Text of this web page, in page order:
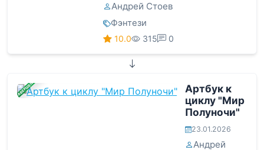
Андрей Стоев
Фэнтези
10.0 315 0
ЗАВЕРШЕНА
Артбук к
циклу "Мир
Полуночи"
23.01.2026
Андрей